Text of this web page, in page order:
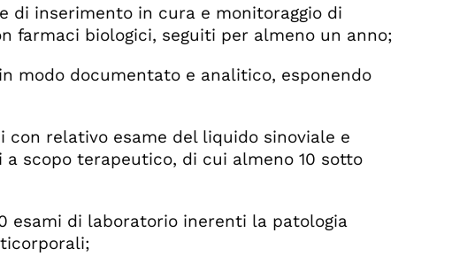
inserimento in cura e monitoraggio di
farmaci biologici, seguiti per almeno un anno;
modo documentato e analitico, esponendo
relativo esame del liquido sinoviale e
scopo terapeutico, di cui almeno 10 sotto
di laboratorio inerenti la patologia